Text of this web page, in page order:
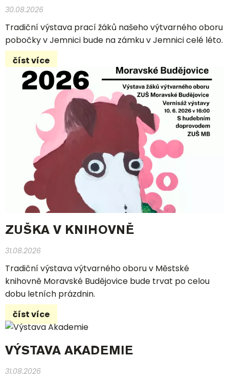
30.08.2026
Tradiční výstava prací žáků našeho výtvarného oboru
pobočky v Jemnici bude na zámku v Jemnici celé léto.
číst více
ZUŠKA V KNIHOVNĚ
31.08.2026
Tradiční výstava výtvarného oboru v Městské
knihovně Moravské Budějovice bude trvat po celou
dobu letních prázdnin.
číst více
VÝSTAVA AKADEMIE
31.08.2026